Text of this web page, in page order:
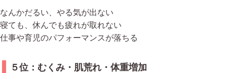
なんかだるい、やる気が出ない
寝ても、休んでも疲れが取れない
仕事や育児のパフォーマンスが落ちる
５位：むくみ・肌荒れ・体重増加